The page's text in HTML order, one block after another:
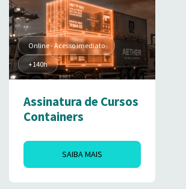
Online - Acesso imediato
+140h
Assinatura de Cursos
Containers
SAIBA MAIS